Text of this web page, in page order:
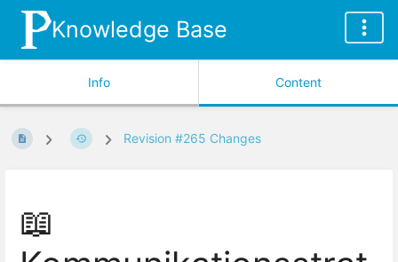
Knowledge Base
Info Content
Revision #265 Changes
📖